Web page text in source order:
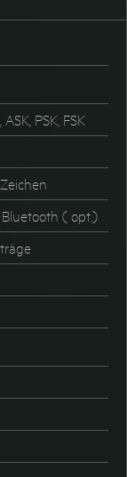
PSK, FSK
Bluetooth ( opt.)